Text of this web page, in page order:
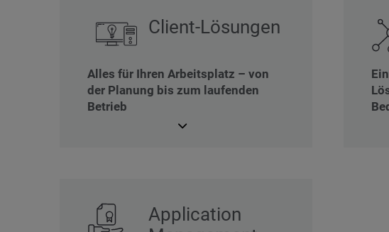
Client-Lösungen
Alles für Ihren Arbeitsplatz – von
der Planung bis zum laufenden
Betrieb
Application